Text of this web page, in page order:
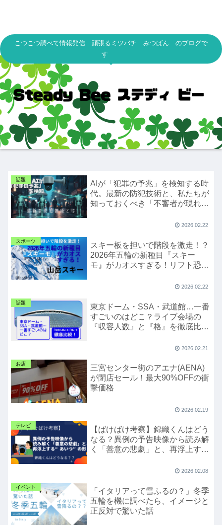
こつこつ調べて情報発信 頑張るミツバチ みつばん のブログで
す
話題
AIが「犯罪の予兆」を検知する時
代。最新の防犯技術と、私たちが
知っておくべき「不審者が現れや
2026.02.22
スポーツ
スキー板を担いで階段を激走！？
2026年五輪の新種目『スキー
モ』がカオスすぎる！リフト恐怖
2026.02.22
話題
東京ドーム・SSA・武道館…一番
すごいのはどこ？ライブ会場の
『収容人数』と『格』を徹底比
2026.02.21
お店
三宮センター街のアエナ(AENA)
が閉店セール！最大90%OFFの衝
撃価格
2026.02.19
テレビ
【ばけばけ考察】錦織くんはどう
なる？異例の予告映像から読み解
く「善意の悲劇」と、再浮上す
2026.02.08
イベント
「イタリアって雪ふるの？」冬季
五輪を機に調べたら、イメージと
正反対で驚いた話